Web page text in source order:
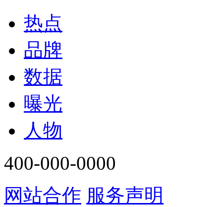
热点
品牌
数据
曝光
人物
400-000-0000
网站合作 服务声明